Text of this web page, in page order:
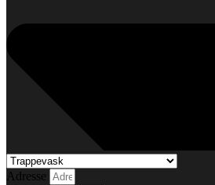
Adresse